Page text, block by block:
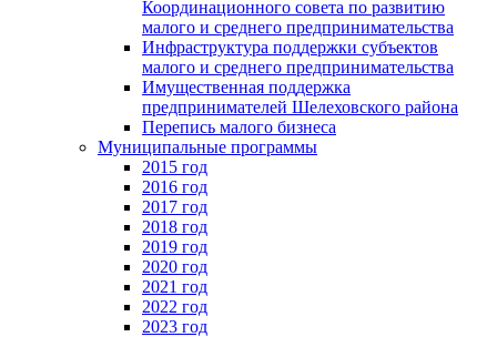
Координационного совета по развитию
малого и среднего предпринимательства
Инфраструктура поддержки субъектов
малого и среднего предпринимательства
Имущественная поддержка
предпринимателей Шелеховского района
Перепись малого бизнеса
Муниципальные программы
2015 год
2016 год
2017 год
2018 год
2019 год
2020 год
2021 год
2022 год
2023 год